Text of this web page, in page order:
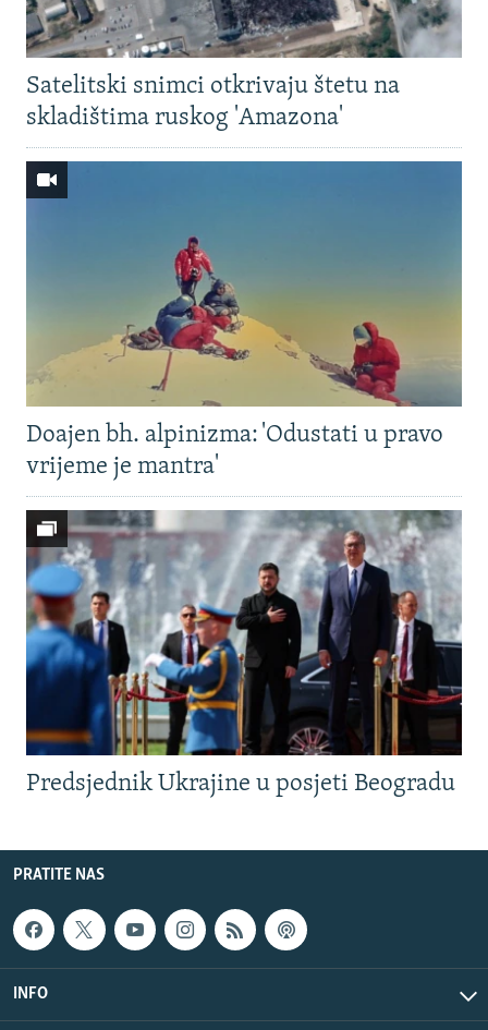
Satelitski snimci otkrivaju štetu na
skladištima ruskog 'Amazona'
Doajen bh. alpinizma: 'Odustati u pravo
vrijeme je mantra'
Predsjednik Ukrajine u posjeti Beogradu
PRATITE NAS
INFO